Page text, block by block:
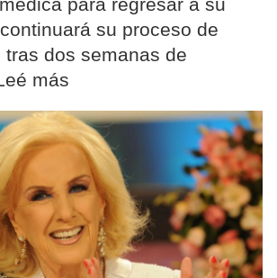
para regresar a su
su proceso de
tras dos semanas de
más